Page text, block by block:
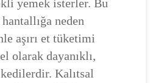
yemek isterler. Bu
neden
aşırı et tüketimi
olarak dayanıklı,
Kalıtsal